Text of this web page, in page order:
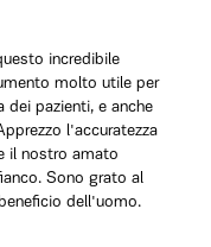
incredibile
molto utile per
dei pazienti, e anche
l'accuratezza
il nostro amato
Sono grato al
dell'uomo.